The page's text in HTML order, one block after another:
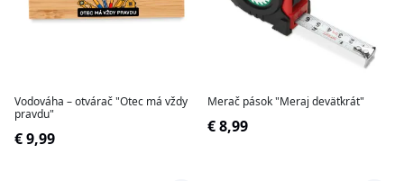
Vodováha – otvárač "Otec má vždy
pravdu"
€ 9,99
Merač pások "Meraj deväťkrát"
€ 8,99